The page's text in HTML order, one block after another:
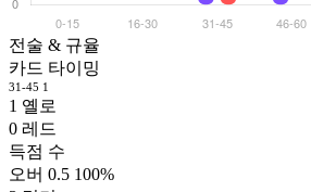
전술 & 규율
카드 타이밍
31-45 1
1 옐로
0 레드
득점 수
오버 0.5 100%